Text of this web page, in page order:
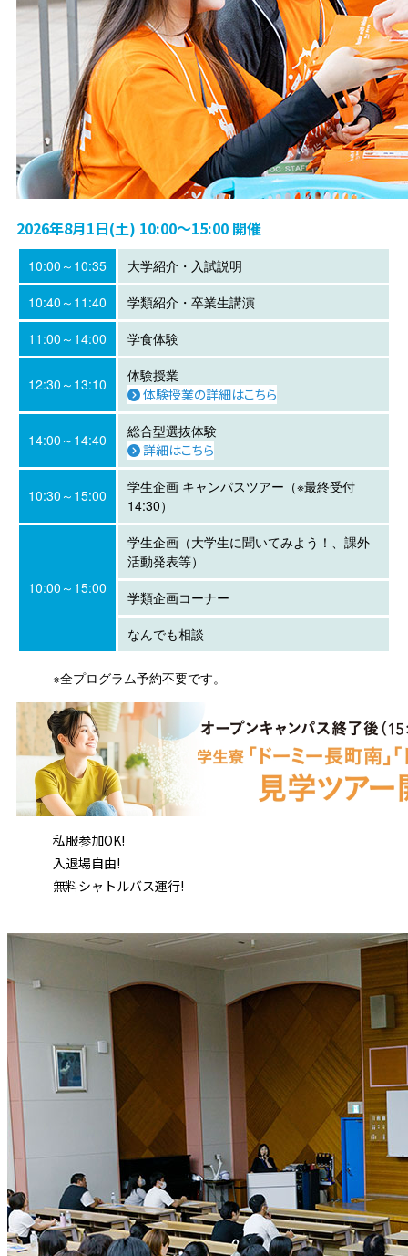
2026年8月1日(土) 10:00～15:00 開催
10:00～10:35
大学紹介・入試説明
10:40～11:40
学類紹介・卒業生講演
11:00～14:00
学食体験
12:30～13:10
体験授業
体験授業の詳細はこちら
14:00～14:40
総合型選抜体験
詳細はこちら
10:30～15:00
学生企画 キャンパスツアー（※最終受付
14:30）
10:00～15:00
学生企画（大学生に聞いてみよう！、課外
活動発表等）
学類企画コーナー
なんでも相談
※全プログラム予約不要です。
私服参加OK!
入退場自由!
無料シャトルバス運行!